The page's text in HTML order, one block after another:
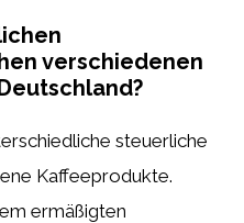
verschiedenen
steuerliche
Kaffeeprodukte.
ermäßigten